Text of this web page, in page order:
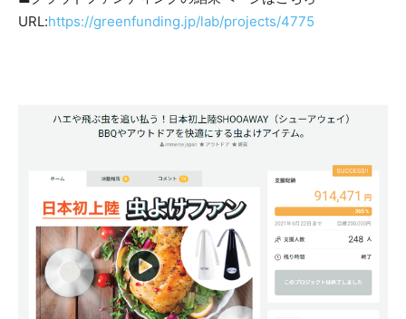
URL:https://greenfunding.jp/lab/projects/4775